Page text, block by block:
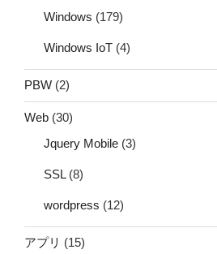
Windows (179)
Windows IoT (4)
PBW (2)
Web (30)
Jquery Mobile (3)
SSL(8)
wordpress (12)
アプリ (15)